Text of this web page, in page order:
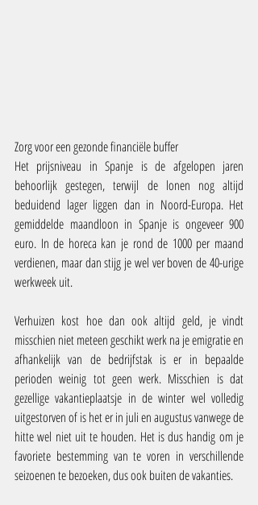
Zorg voor een gezonde financiële buffer
Het prijsniveau in Spanje is de afgelopen jaren
behoorlijk gestegen, terwijl de lonen nog altijd
beduidend lager liggen dan in Noord-Europa. Het
gemiddelde maandloon in Spanje is ongeveer 900
euro. In de horeca kan je rond de 1000 per maand
verdienen, maar dan stijg je wel ver boven de 40-urige
werkweek uit.
Verhuizen kost hoe dan ook altijd geld, je vindt
misschien niet meteen geschikt werk na je emigratie en
afhankelijk van de bedrijfstak is er in bepaalde
perioden weinig tot geen werk. Misschien is dat
gezellige vakantieplaatsje in de winter wel volledig
uitgestorven of is het er in juli en augustus vanwege de
hitte wel niet uit te houden. Het is dus handig om je
favoriete bestemming van te voren in verschillende
seizoenen te bezoeken, dus ook buiten de vakanties.